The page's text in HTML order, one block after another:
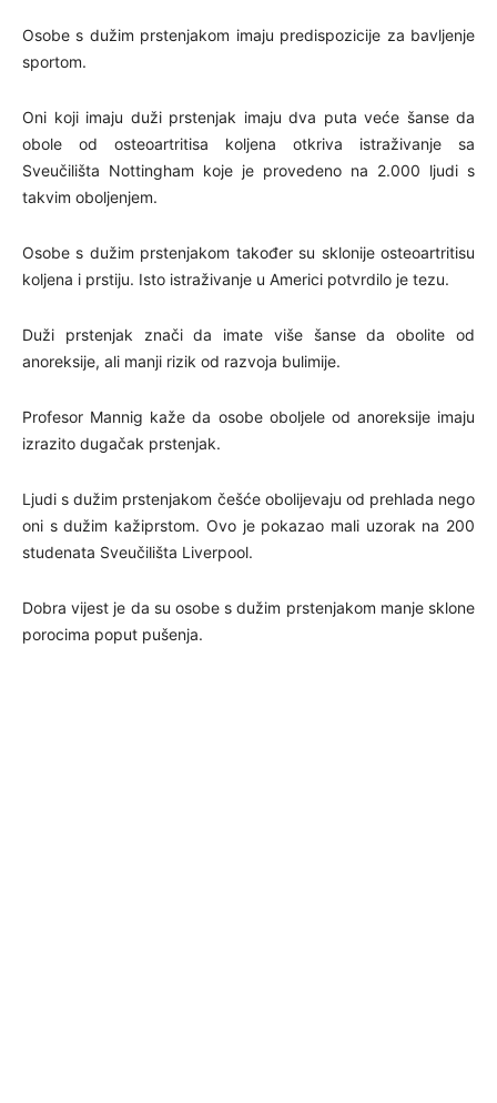
Osobe s dužim prstenjakom imaju predispozicije za bavljenje
sportom.
Oni koji imaju duži prstenjak imaju dva puta veće šanse da
obole od osteoartritisa koljena otkriva istraživanje sa
Sveučilišta Nottingham koje je provedeno na 2.000 ljudi s
takvim oboljenjem.
Osobe s dužim prstenjakom također su sklonije osteoartritisu
koljena i prstiju. Isto istraživanje u Americi potvrdilo je tezu.
Duži prstenjak znači da imate više šanse da obolite od
anoreksije, ali manji rizik od razvoja bulimije.
Profesor Mannig kaže da osobe oboljele od anoreksije imaju
izrazito dugačak prstenjak.
Ljudi s dužim prstenjakom češće obolijevaju od prehlada nego
oni s dužim kažiprstom. Ovo je pokazao mali uzorak na 200
studenata Sveučilišta Liverpool.
Dobra vijest je da su osobe s dužim prstenjakom manje sklone
porocima poput pušenja.